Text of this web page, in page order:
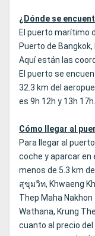
¿Dónde se
El puerto marítimo
Puerto de
Aquí están las
El puerto se
32.3 km del
es 9h 12h y 13h 17h.
Cómo llegar al
Para llegar al
coche y aparcar en
menos de 5.3 km
สุขุมวิท, Khwaeng
Thep Maha Nakhon
Wathana, Krung
cuanto al precio